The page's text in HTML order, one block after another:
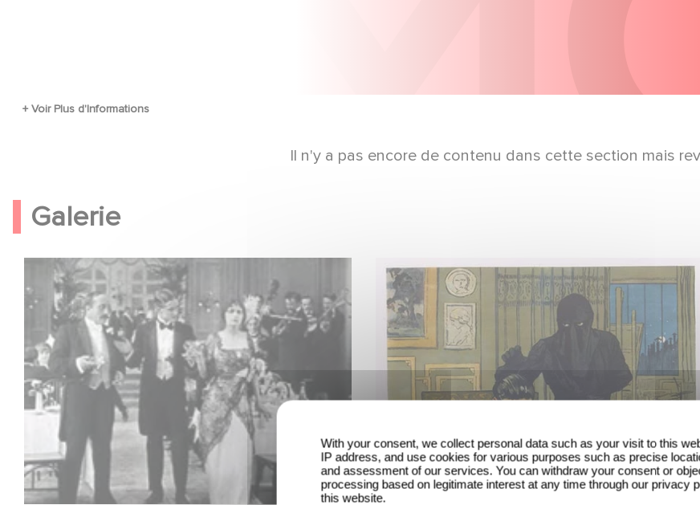
Il n'y a pas encore de contenu dans cette section mais
Galerie
With your consent, we collect personal data such as your visit to this
IP address, and use cookies for various purposes such as precise
and assessment of our services. You can withdraw your consent or
processing based on legitimate interest at any time through our privacy
this website.